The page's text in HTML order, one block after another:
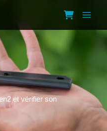
et vérifier son